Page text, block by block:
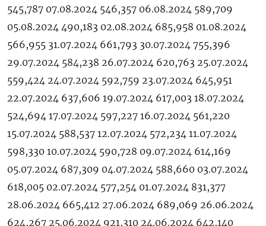
545,787 07.08.2024 546,357 06.08.2024 589,709
05.08.2024 490,183 02.08.2024 685,958 01.08.2024
566,955 31.07.2024 661,793 30.07.2024 755,396
29.07.2024 584,238 26.07.2024 620,763 25.07.2024
559,424 24.07.2024 592,759 23.07.2024 645,951
22.07.2024 637,606 19.07.2024 617,003 18.07.2024
524,694 17.07.2024 597,227 16.07.2024 561,220
15.07.2024 588,537 12.07.2024 572,234 11.07.2024
598,330 10.07.2024 590,728 09.07.2024 614,169
05.07.2024 687,309 04.07.2024 588,660 03.07.2024
618,005 02.07.2024 577,254 01.07.2024 831,377
28.06.2024 665,412 27.06.2024 689,069 26.06.2024
624,267 25.06.2024 921,310 24.06.2024 642,140